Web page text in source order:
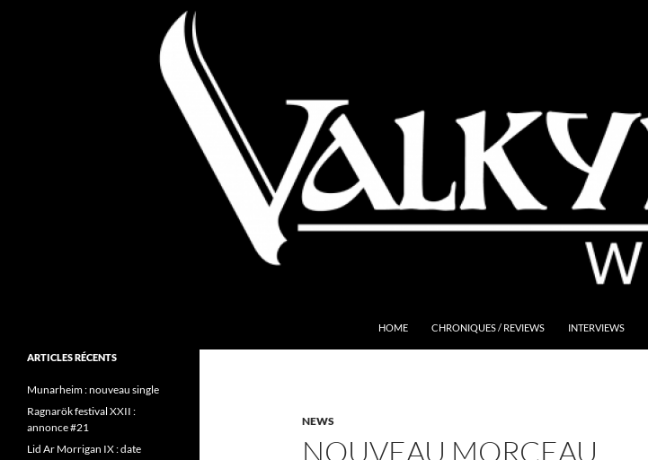
HOME CHRONIQUES / REVIEWS INTERVIEWS
NEWS
NOUVEAU MORCEAU
Folk Pagan Webzine
ARTICLES RÉCENTS
Munarheim : nouveau single
Ragnarök festival XXII :
annonce #21
Lid Ar Morrigan IX : date